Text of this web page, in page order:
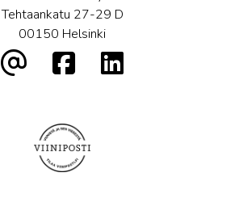
Tehtaankatu 27-29 D
00150 Helsinki